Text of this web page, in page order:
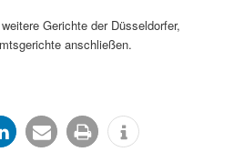
Gerichte der Düsseldorfer,
anschließen.